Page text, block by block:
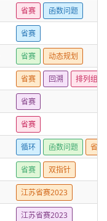
省赛 函数问题
省赛
省赛 动态规划
省赛 回溯 排列组合
省赛
省赛
循环 函数问题 省赛
省赛 双指针
江苏省赛2023
江苏省赛2023